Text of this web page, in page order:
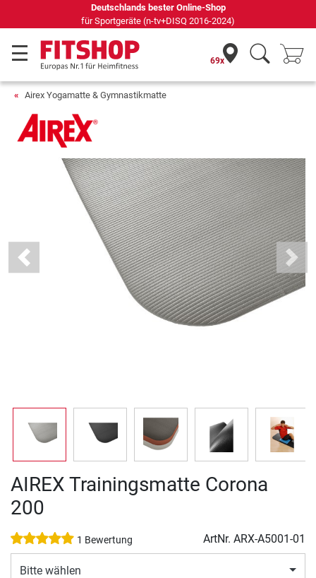
Deutschlands bester Online-Shop
für Sportgeräte (n-tv+DISQ 2016-2024)
69x
Airex Yogamatte & Gymnastikmatte
Previous Next
AIREX Trainingsmatte Corona
200
1 Bewertung ArtNr. ARX-A5001-01
Bitte wählen